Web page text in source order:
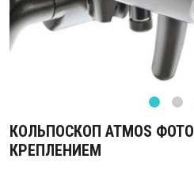
КОЛЬПОСКОП ATMOS
КРЕПЛЕНИЕМ